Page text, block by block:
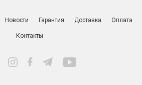
Новости Гарантия Доставка Оплата
Контакты